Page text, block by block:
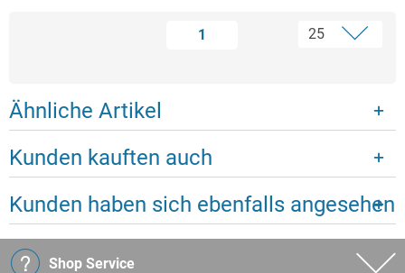
1
Ähnliche Artikel
Kunden kauften auch
Kunden haben sich ebenfalls angesehen
Shop Service